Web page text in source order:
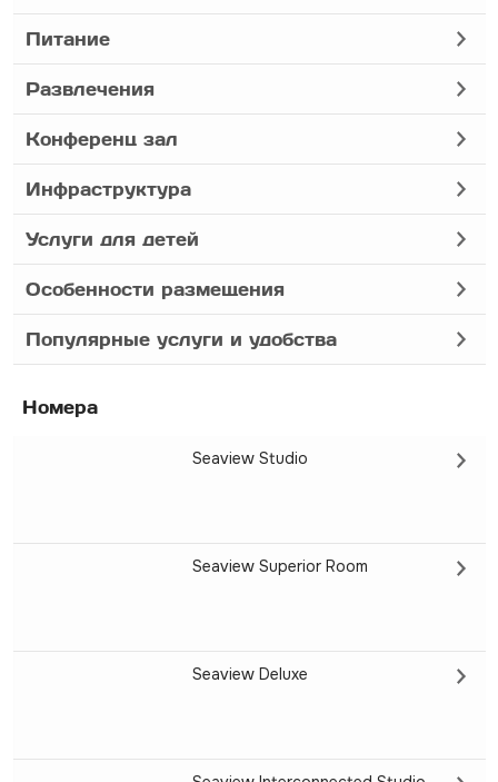
Питание
Развлечения
Конференц зал
Инфраструктура
Услуги для детей
Особенности размещения
Популярные услуги и удобства
Номера
Seaview Studio
Seaview Superior Room
Seaview Deluxe